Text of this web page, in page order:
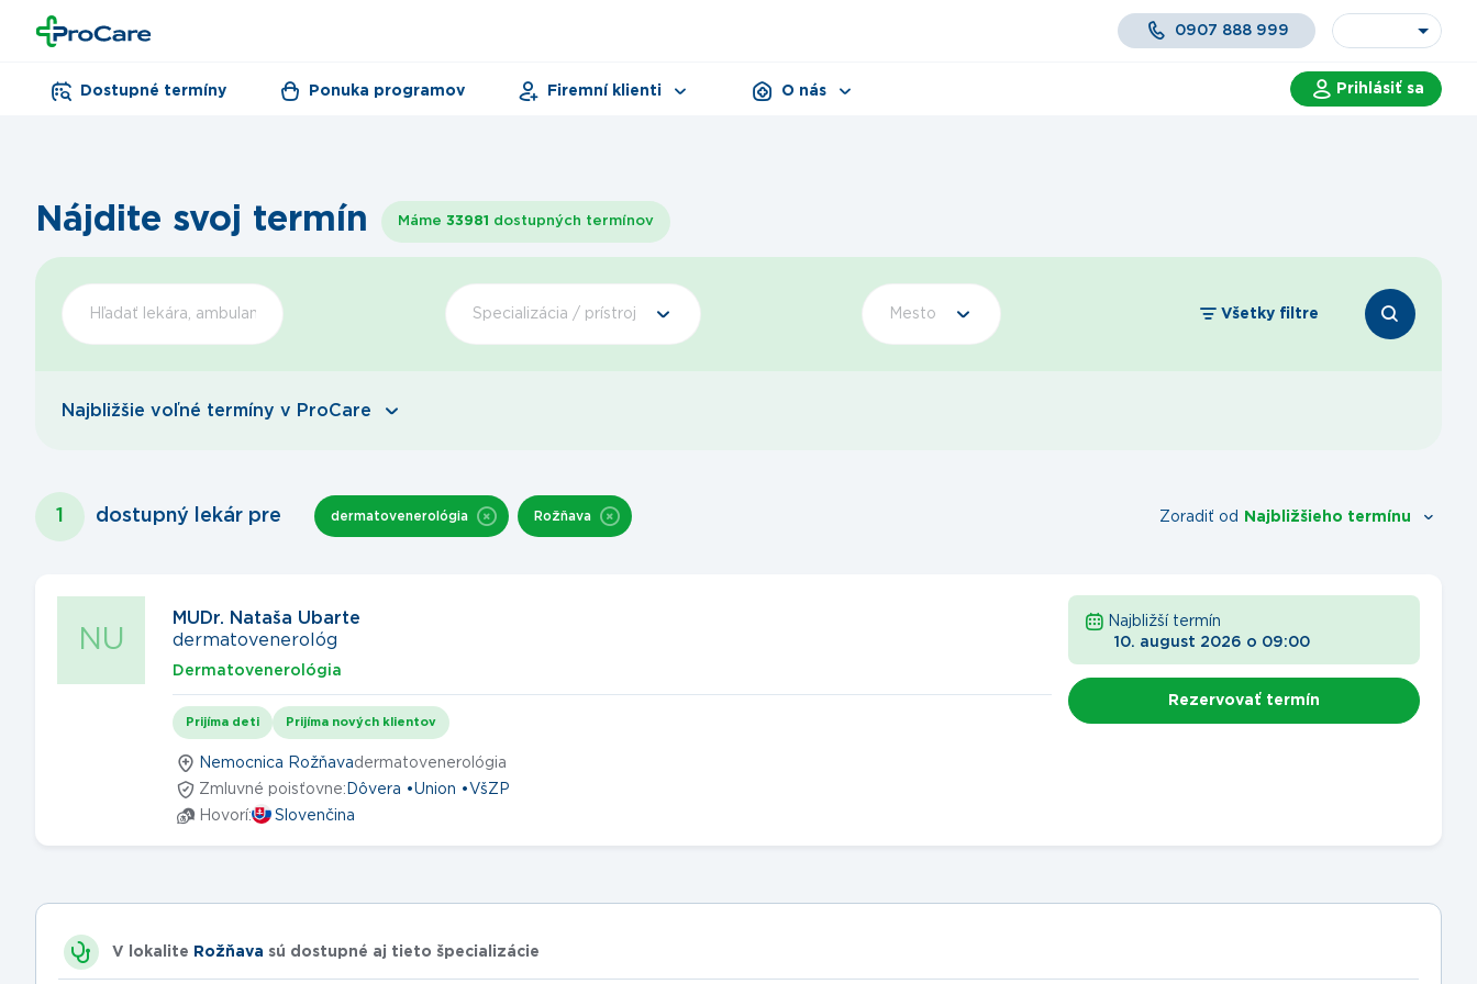
0907 888 999
Dostupné termíny Ponuka programov Firemní klienti O nás Prihlásiť sa
Nájdite svoj termín Máme 33981 dostupných termínov
Špecializácia / prístroj Mesto Všetky filtre
Najbližšie voľné termíny v ProCare
1 dostupný lekár pre dermatovenerológia Rožňava Zoradiť od Najbližšieho termínu
NU
MUDr. Nataša Ubarte
dermatovenerológ
Dermatovenerológia
Prijíma deti Prijíma nových klientov
Nemocnica Rožňavadermatovenerológia
Zmluvné poisťovne: Dôvera Union
VšZP
Hovorí:
Slovenčina
Najbližší termín
10. august 2026 o 09:00
Rezervovať termín
V lokalite Rožňava sú dostupné aj tieto špecializácie